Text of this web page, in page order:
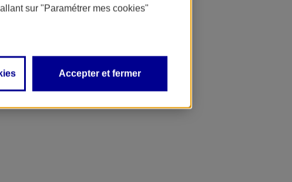
sur "Paramétrer mes cookies"
Accepter et fermer